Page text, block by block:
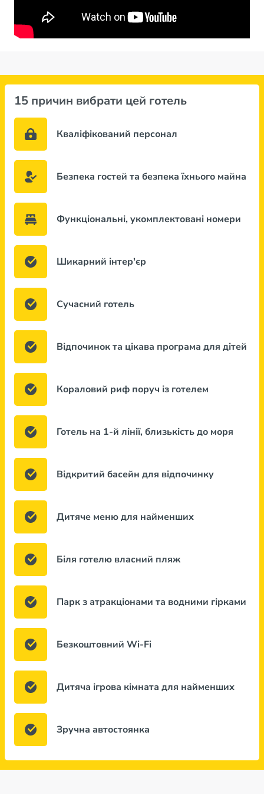
15 причин вибрати цей готель
Кваліфікований персонал
Безпека гостей та безпека їхнього майна
Функціональні, укомплектовані номери
Шикарний інтер'єр
Сучасний готель
Відпочинок та цікава програма для дітей
Кораловий риф поруч із готелем
Готель на 1-й лінії, близькість до моря
Відкритий басейн для відпочинку
Дитяче меню для найменших
Біля готелю власний пляж
Парк з атракціонами та водними гірками
Безкоштовний Wi-Fi
Дитяча ігрова кімната для найменших
Зручна автостоянка